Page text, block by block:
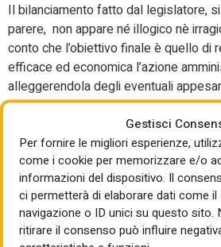
Gestisci
Per fornire le migliori esperienze,
come i cookie per memorizzare e/o
informazioni del dispositivo. Il
ci permetterà di elaborare dati come
navigazione o ID unici su questo sito.
ritirare il consenso può influire
Il bilanciamento fatto dal legislatore,
parere, non appare né illogico nè
conto che l’obiettivo finale è quello di
efficace ed economica l’azione
alleggerendola degli eventuali
aggravamenti connessi alle singole
parte degli operatori, come era nelle
legislatore delegato; la finalità è stata
evitare agli operatori economici una
anti-economica di ricerca e selezione
eventualmente da impugnare e infine
altrettanto pronta e completa
eventuali domande degli operatori